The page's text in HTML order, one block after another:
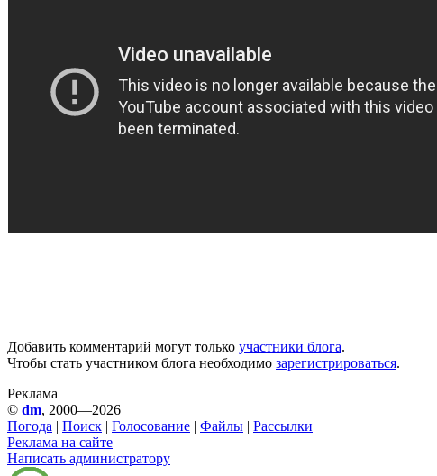
Добавить комментарий могут только участники блога.
Чтобы стать участником блога необходимо зарегистрироваться.
Реклама
© dm, 2000—2026
Погода | Поиск | Голосование | Файлы | Рассылки
Реклама на сайте
Написать администратору